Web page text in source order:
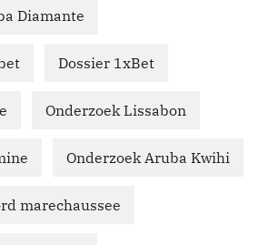
Diamante
Dossier 1xBet
Onderzoek Lissabon
Onderzoek Aruba Kwihi
marechaussee